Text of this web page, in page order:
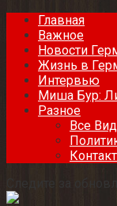
Главная
Важное
Новости
Жизнь в
Интервью
Миша Бур:
Разное
Все
Следите за